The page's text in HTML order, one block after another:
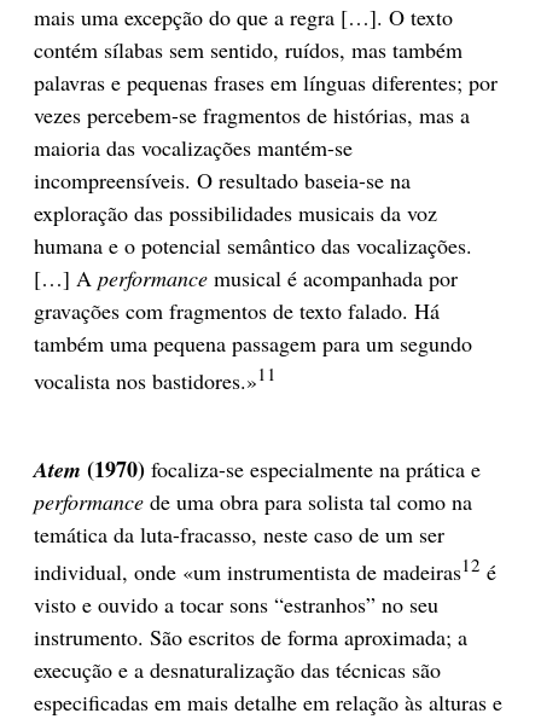
mais uma excepção do que a regra […]. O texto
contém sílabas sem sentido, ruídos, mas também
palavras e pequenas frases em línguas diferentes; por
vezes percebem-se fragmentos de histórias, mas a
maioria das vocalizações mantém-se
incompreensíveis. O resultado baseia-se na
exploração das possibilidades musicais da voz
humana e o potencial semântico das vocalizações.
[…] A performance musical é acompanhada por
gravações com fragmentos de texto falado. Há
também uma pequena passagem para um segundo
vocalista nos bastidores.»11
Atem (1970) focaliza-se especialmente na prática e
performance de uma obra para solista tal como na
temática da luta-fracasso, neste caso de um ser
individual, onde «um instrumentista de madeiras12 é
visto e ouvido a tocar sons “estranhos” no seu
instrumento. São escritos de forma aproximada; a
execução e a desnaturalização das técnicas são
especificadas em mais detalhe em relação às alturas e